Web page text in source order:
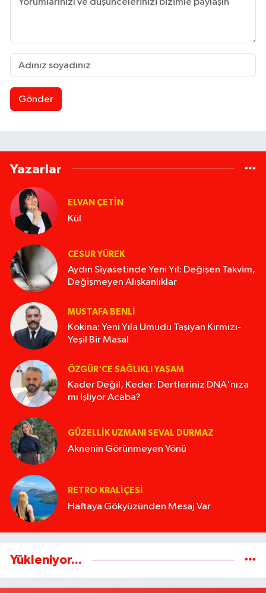
Gönder
Yazarlar
ELVAN ÇETIN
Kül
CESUR YÜREK
Aydın Siyasetinde Yeni Yıl: Değişen Takvim,
Değişmeyen Alışkanlıklar
MUSTAFA BENLI
Kokina: Yeni Yıla Umudu Taşıyan Kırmızı-
Yeşil Bir Masal
ÖZGÜR'CE SAĞLIKLI YAŞAM
Kader Değil, Keder: Dertleriniz DNA'nıza
mı İşliyor Acaba?
GÜZELLIK UZMANI SEVAL DURMAZ
Aknenin Görünmeyen Yönü
RETRO KRALIÇESI
Haftaya Gökyüzünden Mesaj Var
Yükleniyor...